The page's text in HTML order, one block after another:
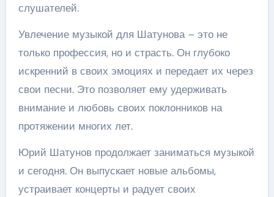
слушателей.
Увлечение музыкой для Шатунова – это не
только профессия, но и страсть. Он глубоко
искренний в своих эмоциях и передает их через
свои песни. Это позволяет ему удерживать
внимание и любовь своих поклонников на
протяжении многих лет.
Юрий Шатунов продолжает заниматься музыкой
и сегодня. Он выпускает новые альбомы,
устраивает концерты и радует своих